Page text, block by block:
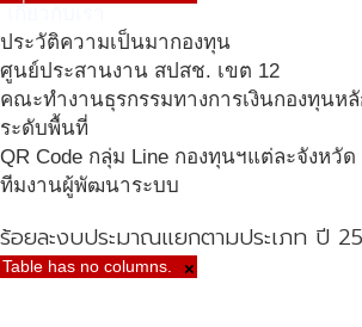
ประวัติความเป็นมากองทุน
ศูนย์ประสานงาน สปสช. เขต 12
คณะทำงานธุรกรรมทางการเงินกองทุนห
ระดับพื้นที่
QR Code กลุ่ม Line กองทุนฯแต่ละจังหวัด
ทีมงานผู้พัฒนาระบบ
ร้อยละงบประมาณแยกตามประเภท ปี
Table has no columns. ×